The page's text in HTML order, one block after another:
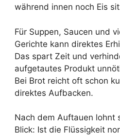
während innen noch Eis
Für Suppen, Saucen und
Gerichte kann direktes
Das spart Zeit und
aufgetautes Produkt
Bei Brot reicht oft schon
direktes Aufbacken.
Nach dem Auftauen lohnt
Blick: Ist die Flüssigkeit